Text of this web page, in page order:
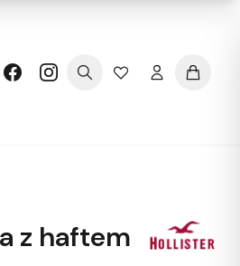
z haftem